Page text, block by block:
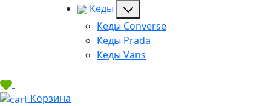
Кеды
Кеды Converse
Кеды Prada
Кеды Vans
Корзина